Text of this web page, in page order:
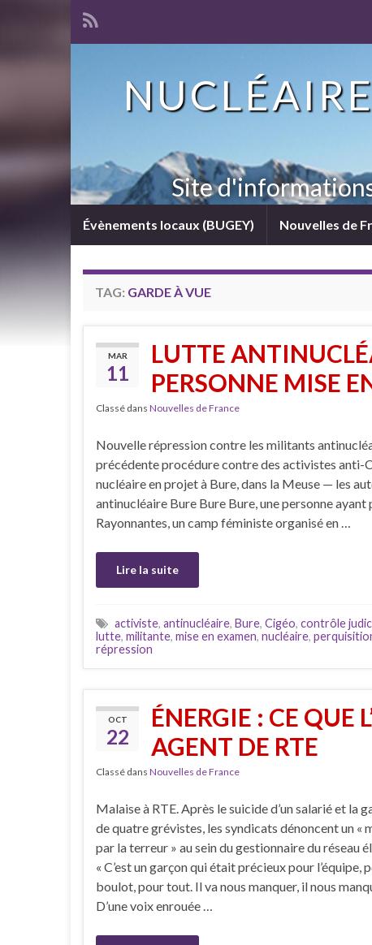
Site
Évènements locaux (BUGEY) Nouvelles de
TAG: GARDE À VUE
MAR
11
LUTTE
PERSONNE MISE
Classé dans Nouvelles de France
Nouvelle répression contre les militants
précédente procédure contre des activistes anti-
nucléaire en projet à Bure, dans la Meuse — les
antinucléaire Bure Bure Bure, une personne
Rayonnantes, un camp féministe organisé en …
Lire la suite
activiste, antinucléaire, Bure, Cigéo, contrôle
lutte, militante, mise en examen, nucléaire,
répression
OCT
22
ÉNERGIE : CE QUE
AGENT DE RTE
Classé dans Nouvelles de France
Malaise à RTE. Après le suicide d’un salarié et la
de quatre grévistes, les syndicats dénoncent un «
par la terreur » au sein du gestionnaire du réseau
« C’est un garçon qui était précieux pour l’équipe,
boulot, pour tout. Il va nous manquer, il nous
D’une voix enrouée …